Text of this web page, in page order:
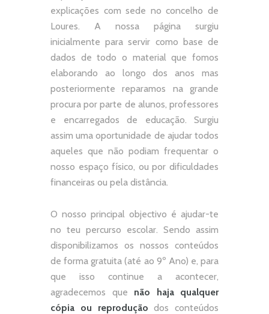
explicações com sede no concelho de
Loures. A nossa página surgiu
inicialmente para servir como base de
dados de todo o material que fomos
elaborando ao longo dos anos mas
posteriormente reparamos na grande
procura por parte de alunos, professores
e encarregados de educação. Surgiu
assim uma oportunidade de ajudar todos
aqueles que não podiam frequentar o
nosso espaço físico, ou por dificuldades
financeiras ou pela distância.
O nosso principal objectivo é ajudar-te
no teu percurso escolar. Sendo assim
disponibilizamos os nossos conteúdos
de forma gratuita (até ao 9º Ano) e, para
que isso continue a acontecer,
agradecemos que não
haja qualquer
cópia ou reprodução dos conteúdos